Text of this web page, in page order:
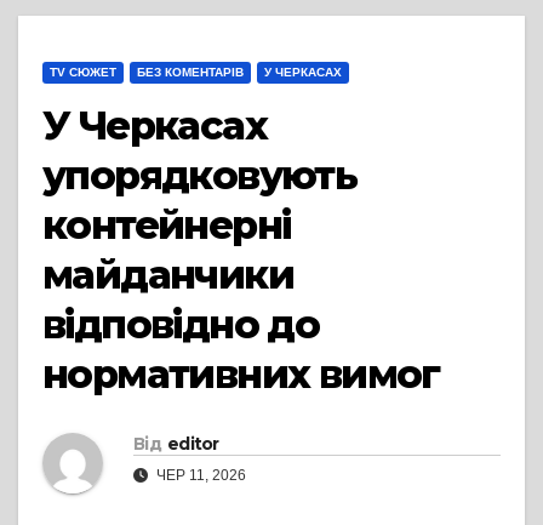
TV СЮЖЕТ БЕЗ КОМЕНТАРІВ У ЧЕРКАСАХ
У Черкасах
упорядковують
контейнерні
майданчики
відповідно до
нормативних вимог
Від editor
ЧЕР 11, 2026